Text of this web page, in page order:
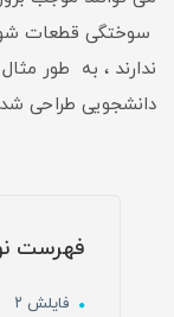
سوختگی قطعات
ندارند ، به طور
دانشجویی طراحی شده
فهرست
فایلش ۲